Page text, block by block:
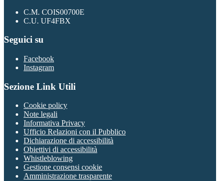
C.M. COIS00700E
C.U. UF4FBX
Seguici su
Facebook
Instagram
Sezione Link Utili
Cookie policy
Note legali
Informativa Privacy
Ufficio Relazioni con il Pubblico
Dichiarazione di accessibilità
Obiettivi di accessibilità
Whistleblowing
Gestione consensi cookie
Amministrazione trasparente